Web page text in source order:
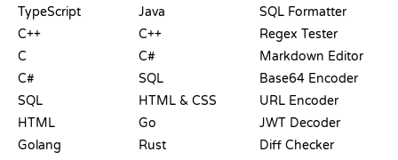
TypeScript
C++
C
C#
SQL
HTML
Golang
Java
C++
C#
SQL
HTML & CSS
Go
Rust
SQL Formatter
Regex Tester
Markdown Editor
Base64 Encoder
URL Encoder
JWT Decoder
Diff Checker